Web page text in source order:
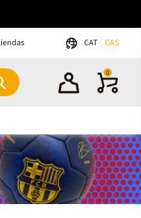
CAT CAS
0